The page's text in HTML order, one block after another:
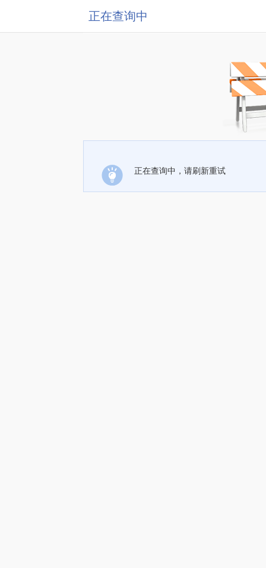
正在查询中
正在查询中，请刷新重试